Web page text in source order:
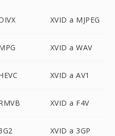
XVID a MJPEG
XVID a WAV
XVID a AV1
XVID a F4V
XVID a 3GP